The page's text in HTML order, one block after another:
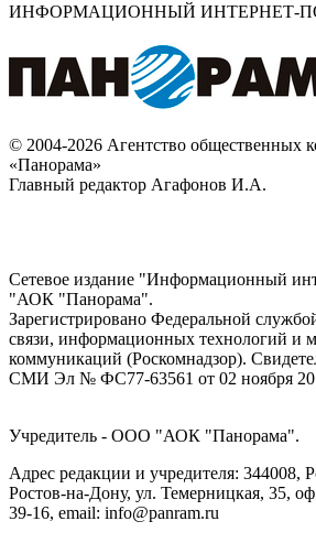
ИНФОРМАЦИОННЫЙ ИНТЕРНЕТ-
© 2004-2026 Агентство общественных
«Панорама»
Главный редактор Агафонов И.А.
Сетевое издание "Информационный
"АОК "Панорама".
Зарегистрировано Федеральной
связи, информационных технологий и
коммуникаций (Роскомнадзор).
СМИ Эл № ФС77-63561 от 02 ноября
Учредитель - ООО "АОК "Панорама".
Адрес редакции и учредителя: 344008,
Ростов-на-Дону, ул. Темерницкая, 35,
39-16, email: info@panram.ru